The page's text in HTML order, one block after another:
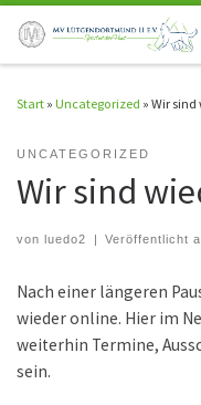
Zum Inhalt springen
Start » Uncategorized » Wir sind
UNCATEGORIZED
Wir sind
von luedo2 | Veröffentlicht
Nach einer längeren
wieder online. Hier im
weiterhin Termine,
sein.